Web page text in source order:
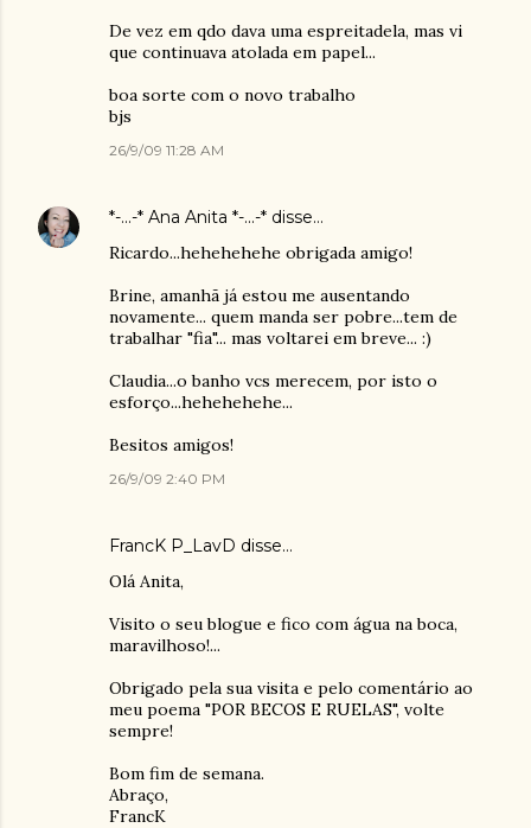
De vez em qdo dava uma espreitadela, mas vi
que continuava atolada em papel...
boa sorte com o novo trabalho
bjs
26/9/09 11:28 AM
*-...-* Ana Anita *-...-* disse…
Ricardo...hehehehehe obrigada amigo!
Brine, amanhã já estou me ausentando
novamente... quem manda ser pobre...tem de
trabalhar "fia"... mas voltarei em breve... :)
Claudia...o banho vcs merecem, por isto o
esforço...hehehehehe...
Besitos amigos!
26/9/09 2:40 PM
FrancK P_LavD disse…
Olá Anita,
Visito o seu blogue e fico com água na boca,
maravilhoso!...
Obrigado pela sua visita e pelo comentário ao
meu poema "POR BECOS E RUELAS", volte
sempre!
Bom fim de semana.
Abraço,
FrancK